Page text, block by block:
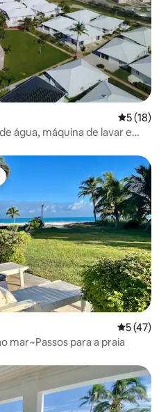
5 de uma
5 (18)
água, máquina de lavar e
dos hóspedes
5 de uma
5 (47)
mar~Passos para a praia